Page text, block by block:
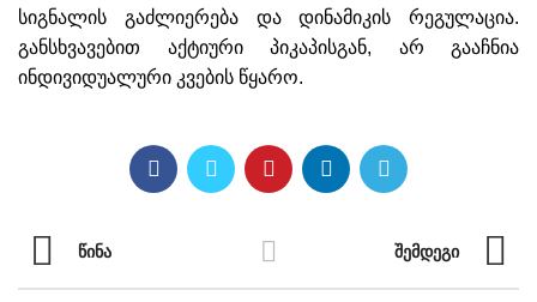
სიგნალის გაძლიერება და დინამიკის რეგულაცია.
განსხვავებით აქტიური პიკაპისგან, არ გააჩნია
ინდივიდუალური კვების წყარო.
ᲬᲘᲜᲐ ᲨᲔᲛᲓᲔᲒᲘ